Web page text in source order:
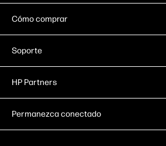
Cómo comprar
Soporte
HP Partners
Permanezca conectado